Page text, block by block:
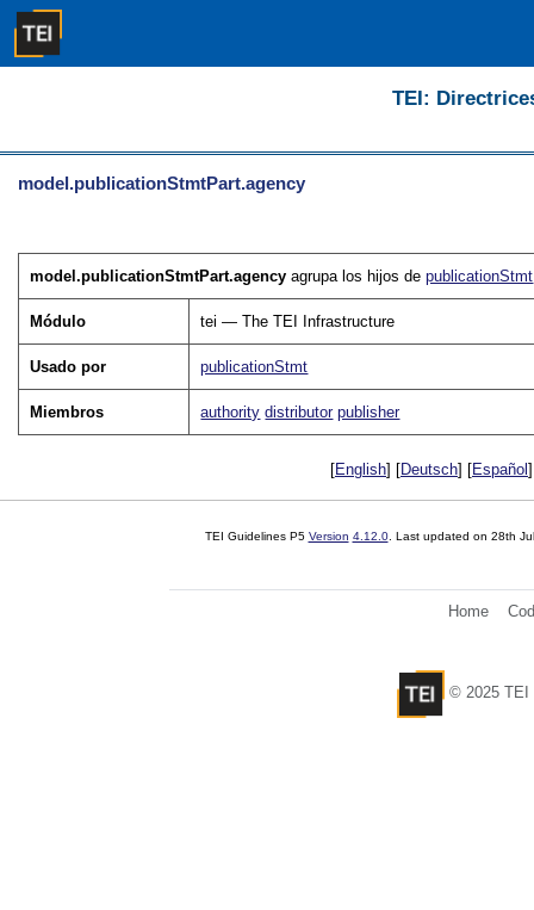
TEI:
model.publicationStmtPart.agency
model.publicationStmtPart.agency agrupa los hijos depublicationStmt
Módulo tei — The TEI Infrastructure
Usado por publicationStmt
Miembros authority distributor publisher
[English] [Deutsch] [Español
TEI Guidelines P5 Version 4.12.0. Last updated on 28th
Home
© 2025